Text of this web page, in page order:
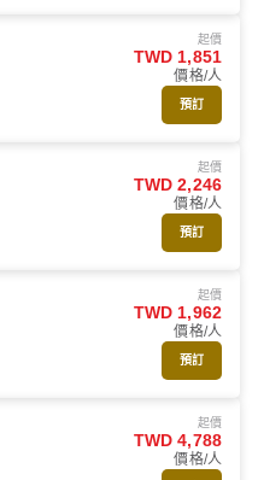
起價
TWD 1,851
價格/人
預訂
起價
TWD 2,246
價格/人
預訂
起價
TWD 1,962
價格/人
預訂
起價
TWD 4,788
價格/人